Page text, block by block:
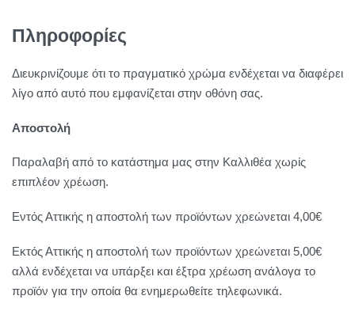
Πληροφορίες
Διευκρινίζουμε ότι το πραγματικό χρώμα ενδέχεται να διαφέρει
λίγο από αυτό που εμφανίζεται στην οθόνη σας.
Αποστολή
Παραλαβή από το κατάστημα μας στην Καλλιθέα χωρίς
επιπλέον χρέωση.
Εντός Αττικής η αποστολή των προϊόντων χρεώνεται 4,00€
Εκτός Αττικής η αποστολή των προϊόντων χρεώνεται 5,00€
αλλά ενδέχεται να υπάρξει και έξτρα χρέωση ανάλογα το
προϊόν για την οποία θα ενημερωθείτε τηλεφωνικά.